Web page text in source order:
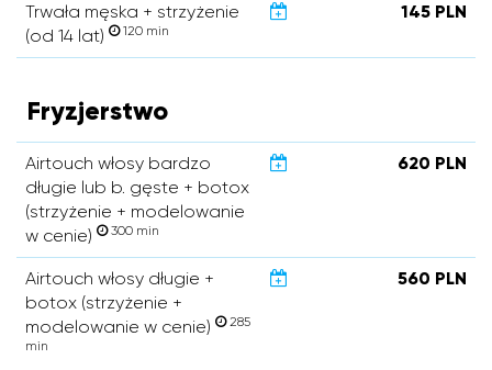
Trwała męska + strzyżenie
(od 14 lat)
120 min
145 PLN
Fryzjerstwo
Airtouch włosy bardzo
długie lub b. gęste + botox
(strzyżenie + modelowanie
w cenie)
300 min
620 PLN
Airtouch włosy długie +
botox (strzyżenie +
modelowanie w cenie)
285
min
560 PLN